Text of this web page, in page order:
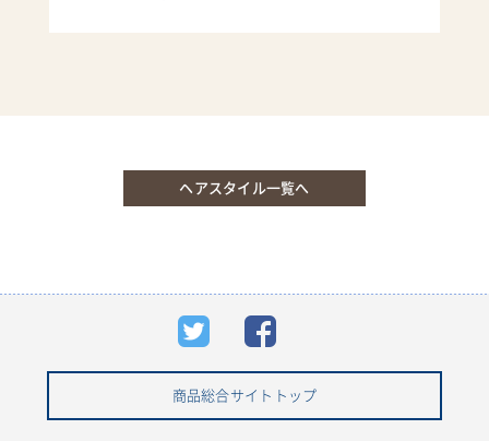
ヘアスタイル一覧へ
商品総合サイトトップ